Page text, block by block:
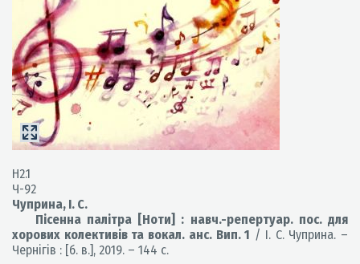
Н2.1
Ч-92
Чуприна, І. С.
Пісенна палітра [Ноти] : навч.-репертуар. пос. для
хорових колективів та вокал. анс. Вип. 1 / І. С. Чуприна. –
Чернігів : [б. в.], 2019. – 144 с.